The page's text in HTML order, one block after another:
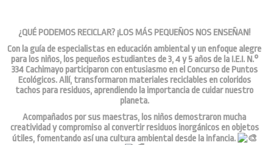
¿QUÉ PODEMOS RECICLAR? ¡LOS MÁS PEQUEÑOS NOS ENSEÑAN!
Con la guía de especialistas en educación ambiental y un enfoque alegre
para los niños, los pequeños estudiantes de 3, 4 y 5 años de la I.E.I. N.°
334 Cachimayo participaron con entusiasmo en el Concurso de Puntos
Ecológicos. Allí, transformaron materiales reciclables en coloridos
tachos para residuos, aprendiendo la importancia de cuidar nuestro
planeta.
Acompañados por sus maestras, los niños demostraron mucha
creatividad y compromiso al convertir residuos inorgánicos en objetos
útiles, fomentando así una cultura ambiental desde la infancia.